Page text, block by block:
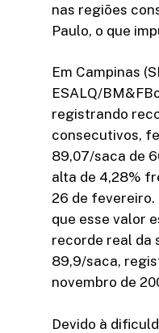
nas regiões
Paulo, o que
Em Campinas
ESALQ/
registrando
consecutivos,
89,07/saca de
alta de 4,28%
26 de fevereiro.
que esse valor
recorde real da
89,9/saca,
novembro de
Devido à